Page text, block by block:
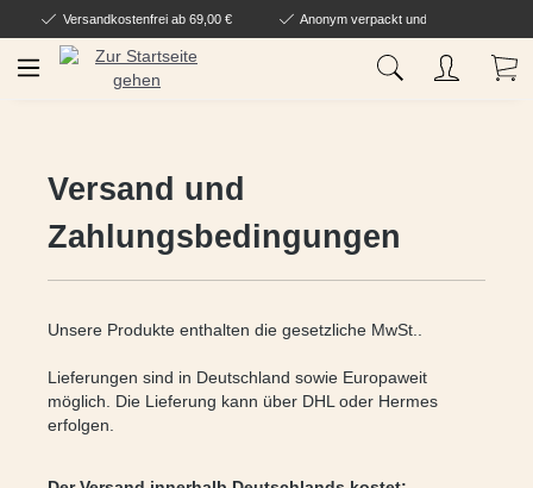
Zum Hauptinhalt springen
Versandkostenfrei ab 69,00 € Anonym verpackt und geliefert
Versand und
Zahlungsbedingungen
Unsere Produkte enthalten die gesetzliche MwSt..
Lieferungen sind in Deutschland sowie Europaweit
möglich. Die Lieferung kann über DHL oder Hermes
erfolgen.